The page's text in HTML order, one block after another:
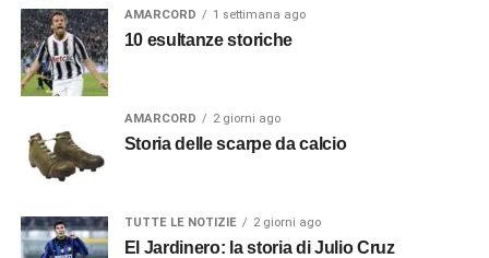
AMARCORD 1 settimana ago
10 esultanze storiche
AMARCORD 2 giorni ago
Storia delle scarpe da calcio
TUTTE LE NOTIZIE 2 giorni ago
El Jardinero: la storia di Julio Cruz